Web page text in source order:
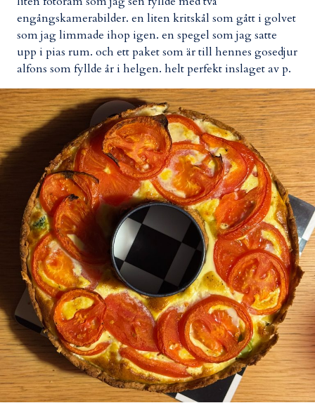
engångskamerabilder. en liten kritskål som gått i golvet
som jag limmade ihop igen. en spegel som jag satte
upp i pias rum. och ett paket som är till hennes gosedjur
alfons som fyllde år i helgen. helt perfekt inslaget av p.